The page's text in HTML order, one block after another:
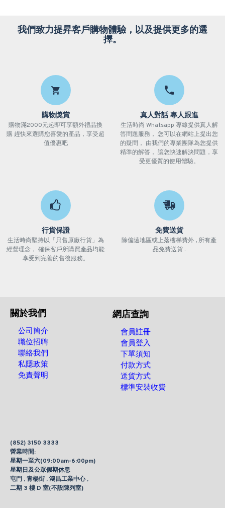
我們致力提昇客戶購物體驗，以及提供更多的選
擇。
購物獎賞
購物滿2000元起即可享額外禮品換
購 趕快來選購您喜愛的產品，享受超
值優惠吧
真人對話 專人跟進
生活時尚 Whatsapp 專線提供真人解
答問題服務， 您可以在網站上提出您
的疑問， 由我們的專業團隊為您提供
精準的解答， 讓您快速解決問題，享
受更優質的使用體驗。
行貨保證
生活時尚堅持以「只售原廠行貨」為
經營理念， 確保客戶所購買產品均能
享受到完善的售後服務。
免費送貨
除偏遠地區或上落樓梯費外 , 所有產
品免費送貨 .
關於我們
公司簡介
職位招聘
聯絡我們
私隱政策
免責聲明
網店查詢
會員註冊
會員登入
下單須知
付款方式
送貨方式
標準安裝收費
(852) 3150 3333
營業時間:
星期一至六(09:00am-6:00pm)
星期日及公眾假期休息
屯門 , 青楊街 , 鴻昌工業中心 ,
二期 3 樓 D 室(不設陳列室)